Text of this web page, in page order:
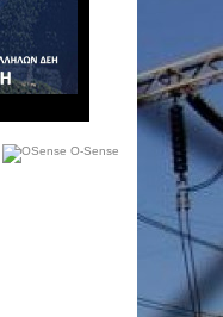
O-Sense